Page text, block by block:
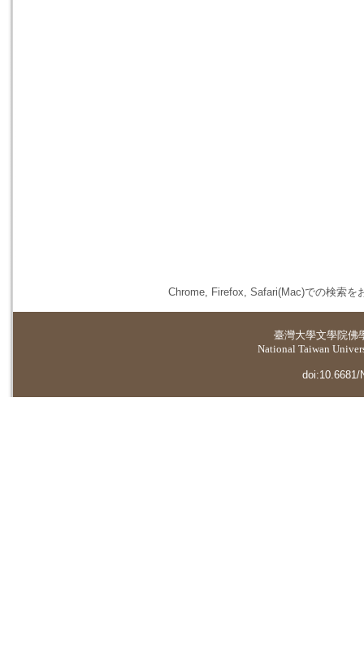
Chrome, Firefox, Safari(Mac)での検索を
臺灣大學文學院佛
National Taiwan
doi:10.6681/